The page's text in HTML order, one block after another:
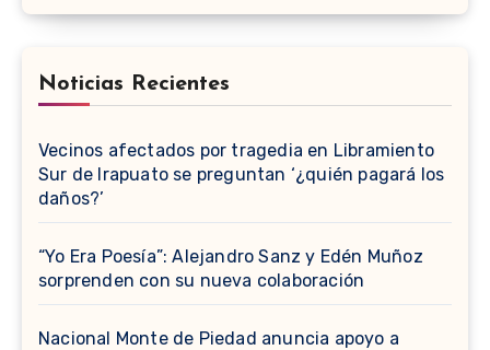
Noticias Recientes
Vecinos afectados por tragedia en Libramiento
Sur de Irapuato se preguntan ‘¿quién pagará los
daños?’
“Yo Era Poesía”: Alejandro Sanz y Edén Muñoz
sorprenden con su nueva colaboración
Nacional Monte de Piedad anuncia apoyo a